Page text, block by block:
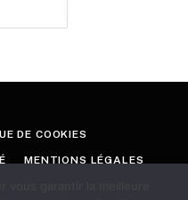
DE COOKIES
MENTIONS LÉGALES